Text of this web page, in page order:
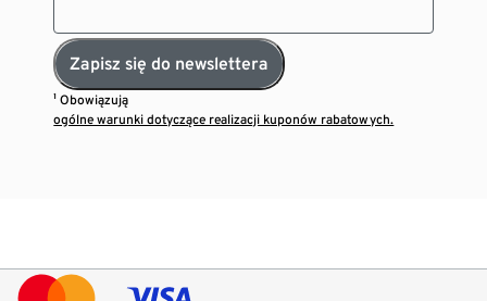
Zapisz się do newslettera
¹ Obowiązują
ogólne warunki dotyczące realizacji kuponów rabatowych.